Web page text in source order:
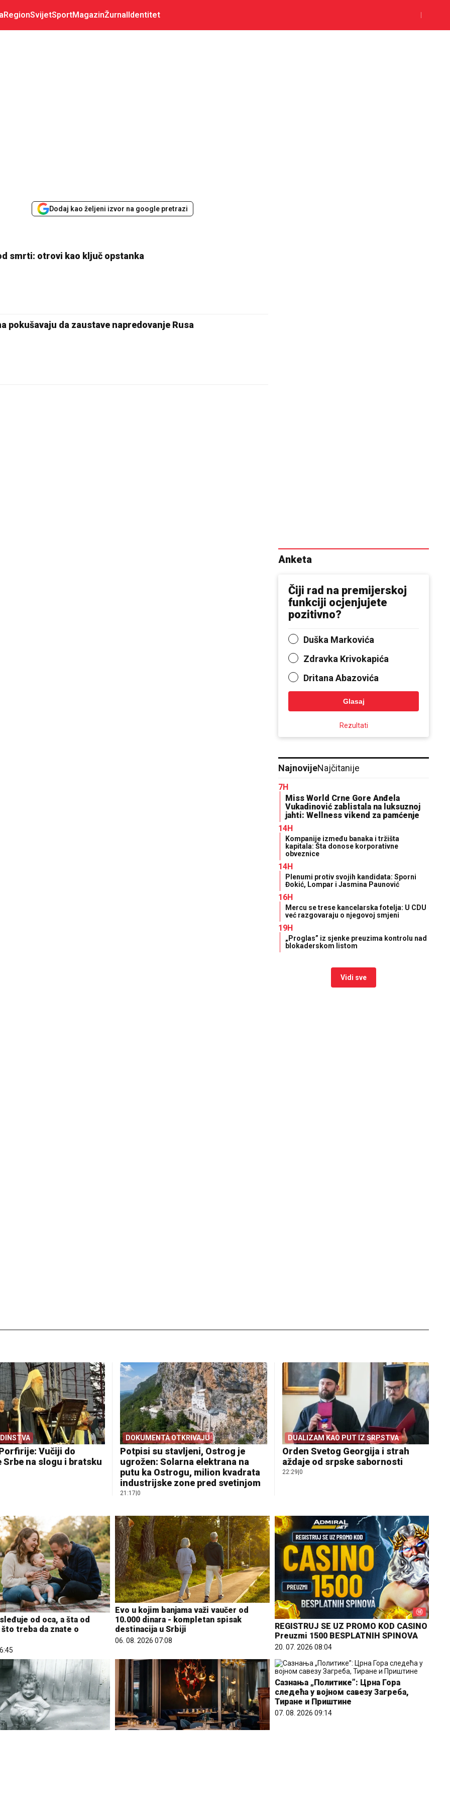
RegionSvijetSportMagazinŽurnalIdentitet
Dodaj kao željeni izvor na google pretrazi
smrti: otrovi kao ključ opstanka
pokušavaju da zaustave napredovanje Rusa
Anketa
Čiji rad na premijerskoj
funkciji ocjenjujete
pozitivno?
Duška Markovića
Zdravka Krivokapića
Dritana Abazovića
Glasaj
Rezultati
NajnovijeNajčitanije
7H
Miss World Crne Gore Anđela
Vukadinović zablistala na luksuznoj
jahti: Wellness vikend za pamćenje
14H
Kompanije između banaka i tržišta
kapitala: Šta donose korporativne
obveznice
14H
Plenumi protiv svojih kandidata: Sporni
Đokić, Lompar i Jasmina Paunović
16H
Mercu se trese kancelarska fotelja: U CDU
već razgovaraju o njegovoj smjeni
19H
„Proglas” iz sjenke preuzima kontrolu nad
blokaderskom listom
Vidi sve
Vučiji do
Srbe na slogu i bratsku
DOKUMENTA OTKRIVAJU
Potpisi su stavljeni, Ostrog je
ugrožen: Solarna elektrana na
putu ka Ostrogu, milion kvadrata
industrijske zone pred svetinjom
21:17 0
DUALIZAM KAO PUT IZ SRPSTVA
Orden Svetog Georgija i strah
aždaje od srpske sabornosti
22:29 0
od oca, a šta od
što treba da znate o
Evo u kojim banjama važi vaučer od
10.000 dinara - kompletan spisak
destinacija u Srbiji
06. 08. 2026 07:08
REGISTRUJ SE UZ PROMO KOD CASINO
Preuzmi 1500 BESPLATNIH SPINOVA
20. 07. 2026 08:04
Сазнања „Политике”: Црна Гора
следећа у војном савезу Загреба,
Тиране и Приштине
07. 08. 2026 09:14